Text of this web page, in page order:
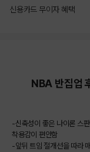
신용카드 무이자 혜택
NBA 반집업
-신축성이 좋은 나이론 스
착용감이 편안함
-앞뒤 트임 절개선을 따라